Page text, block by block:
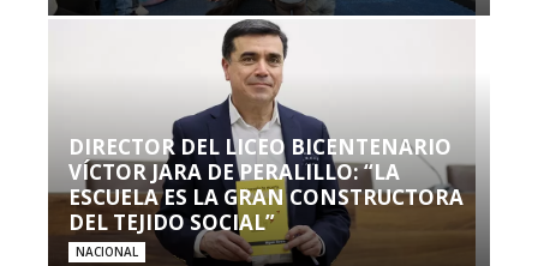
DIRECTOR DEL LICEO BICENTENARIO
VÍCTOR JARA DE PERALILLO: “LA
ESCUELA ES LA GRAN CONSTRUCTORA
DEL TEJIDO SOCIAL”
NACIONAL